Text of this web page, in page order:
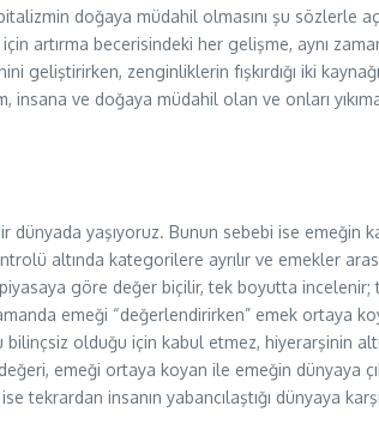
doğaya müdahil olmasını şu sözlerle
artırma becerisindeki her gelişme, aynı
geliştirirken, zenginliklerin fışkırdığı iki
ve doğaya müdahil olan ve onları
dünyada yaşıyoruz. Bunun sebebi ise
altında kategorilere ayrılır ve emekler
göre değer biçilir, tek boyutta
emeği “değerlendirirken” emek ortaya
olduğu için kabul etmez, hiyerarşinin
emeği ortaya koyan ile emeğin dünyaya
tekrardan insanın yabancılaştığı dünyaya